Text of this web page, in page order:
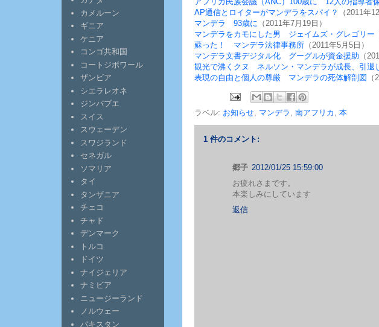
AP通信とロイターがマンデラをスパイ？
（2011年
マンデラ 93歳に （2011年7月19日）
マンデラをカモにした男 ジェイムズ・グレゴリー
蘇った！ マンデラ法律事務所 （2011年5月5日）
マンデラ文書デジタル化 グーグルが資金援助 （
観光で沸くクヌ ネルソン・マンデラが成長、引退
表現の自由と個人の尊厳 マンデラの死体解剖図
ラベル: お知らせ, マンデラ , 南アフリカ , 本
1 件のコメント:
郷子 2012/01/25 15:59:00
お疲れさまです。
本楽しみにしています
返信
カメルーン
ギニア
ケニア
コンゴ共和国
コートジボワール
ザンビア
シエラレオネ
ジンバブエ
スイス
スウェーデン
スワジランド
セネガル
ソマリア
タイ
タンザニア
チェコ
チャド
デンマーク
トルコ
ドイツ
ナイジェリア
ナミビア
ニュージーランド
ノルウェー
パキスタン